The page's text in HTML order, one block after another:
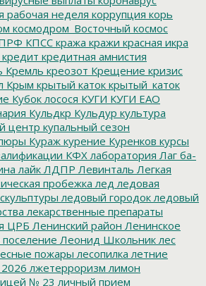
рабочая неделя коррупция корь
космодром_Восточный космос
КПСС кража кражи красная икра
кредит кредитная амнистия
Кремль креозот Крещение кризис
Крым крытый каток крытый_каток
Кубок лосося КУГИ КУГИ ЕАО
Кульдкр Кульдур культура
центр купальный сезон
Кураж курение Куренков курсы
КФХ лаборатория Лаг ба-
лайк ЛДПР Левинталь Легкая
пробежка лед ледовая
ледовый городок ледовый
лекарственные препараты
ЦРБ Ленинский район Ленинское
Леонид Школьник лес
пожары лесопилка летние
лжетерроризм лимон
№ 23 личный прием